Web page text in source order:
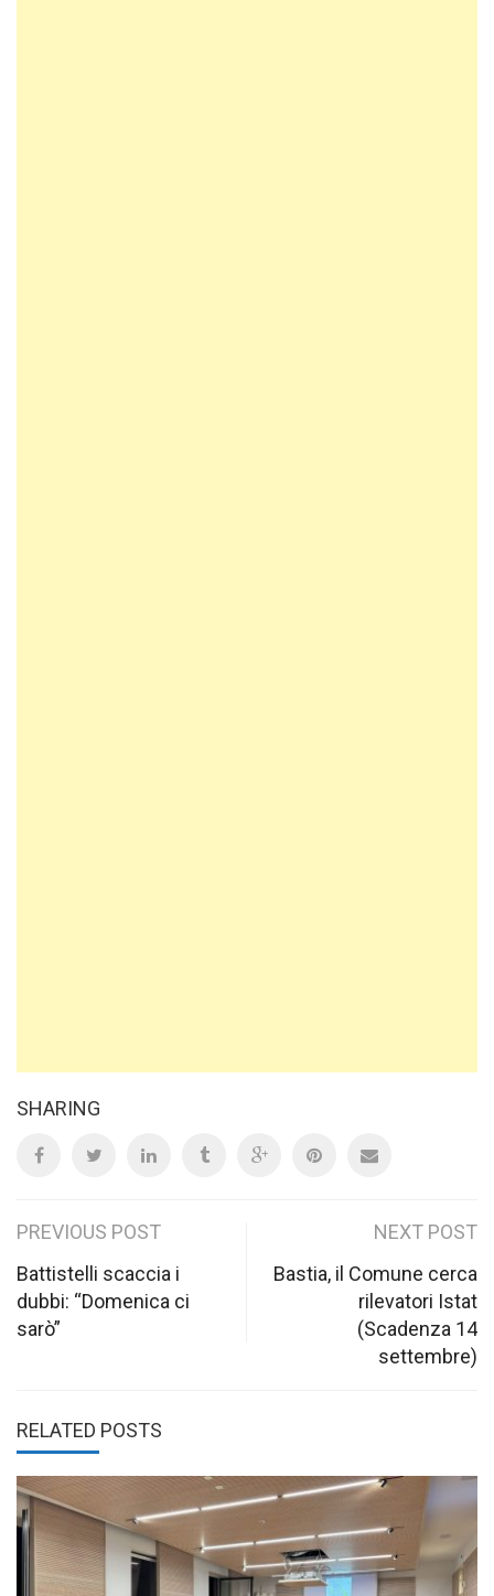
SHARING
Post
navigation
PREVIOUS POST
Battistelli scaccia i
dubbi: “Domenica ci
sarò”
NEXT POST
Bastia, il Comune cerca
rilevatori Istat
(Scadenza 14
settembre)
RELATED POSTS